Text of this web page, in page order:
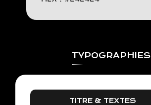
TYPOGRAPHIES
TITRE & TEXTES